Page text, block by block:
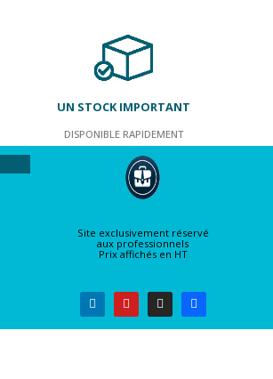
UN STOCK IMPORTANT
DISPONIBLE RAPIDEMENT
Site exclusivement réservé
aux professionnels
Prix affichés en HT